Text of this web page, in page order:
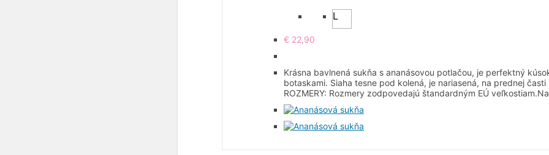
L
€ 22,90
Krásna bavlnená sukňa s ananásovou potlačou, je perfektný
botaskami. Siaha tesne pod kolená, je nariasená, na prednej
ROZMERY: Rozmery zodpovedajú štandardným EÚ